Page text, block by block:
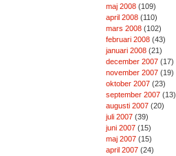
maj 2008(109)
april 2008(110)
mars 2008(102)
februari 2008(43)
januari 2008(21)
december 2007(17)
november 2007(19)
oktober 2007(23)
september 2007(13)
augusti 2007(20)
juli 2007(39)
juni 2007(15)
maj 2007(15)
april 2007(24)